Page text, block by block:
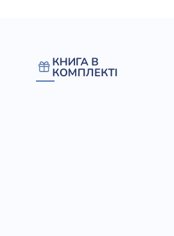
КНИГА В
КОМПЛЕКТІ